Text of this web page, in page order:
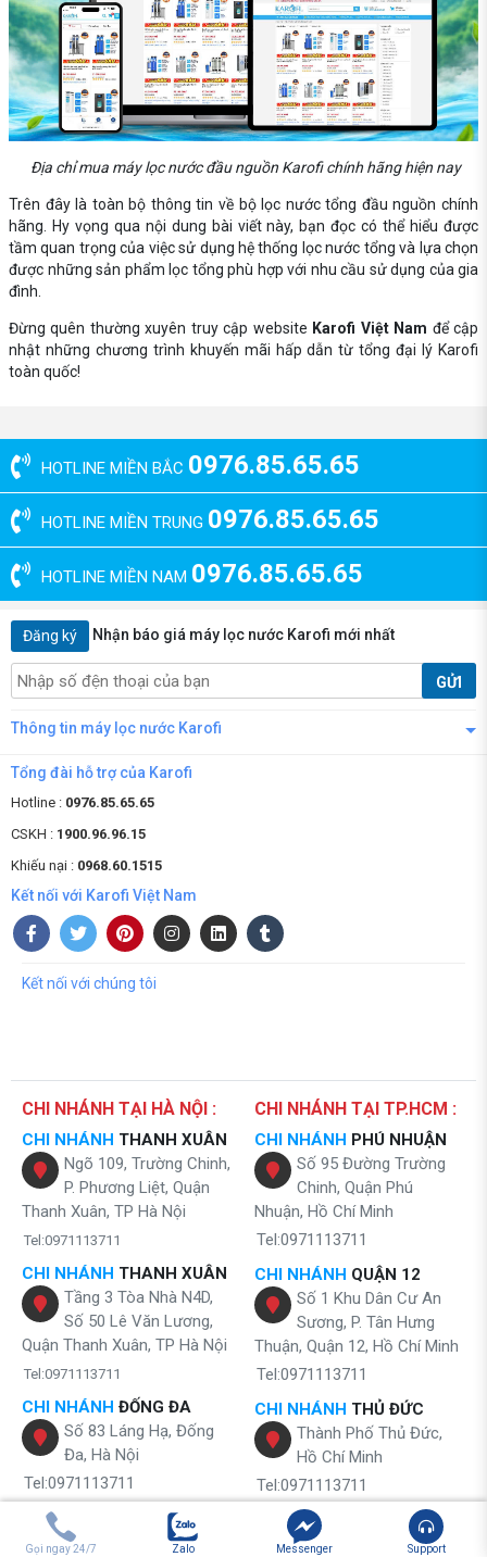
Địa chỉ mua máy lọc nước đầu nguồn Karofi chính hãng hiện nay
Trên đây là toàn bộ thông tin về bộ lọc nước tổng đầu nguồn chính
hãng. Hy vọng qua nội dung bài viết này, bạn đọc có thể hiểu được
tầm quan trọng của việc sử dụng hệ thống lọc nước tổng và lựa chọn
được những sản phẩm lọc tổng phù hợp với nhu cầu sử dụng của gia
đình.
Đừng quên thường xuyên truy cập website Karofi Việt Nam để cập
nhật những chương trình khuyến mãi hấp dẫn từ tổng đại lý Karofi
toàn quốc!
HOTLINE MIỀN BẮC 0976.85.65.65
HOTLINE MIỀN TRUNG 0976.85.65.65
HOTLINE MIỀN NAM 0976.85.65.65
Đăng ký Nhận báo giá máy lọc nước Karofi mới nhất
GỬI
Thông tin máy lọc nước Karofi
Tổng đài hỗ trợ của Karofi
Hotline : 0976.85.65.65
CSKH : 1900.96.96.15
Khiếu nại : 0968.60.1515
Kết nối với Karofi Việt Nam
Kết nối với chúng tôi
CHI NHÁNH TẠI HÀ NỘI :
CHI NHÁNH THANH XUÂN
Ngõ 109, Trường Chinh,
P. Phương Liệt, Quận
Thanh Xuân, TP Hà Nội
Tel:0971113711
CHI NHÁNH THANH XUÂN
Tầng 3 Tòa Nhà N4D,
Số 50 Lê Văn Lương,
Quận Thanh Xuân, TP Hà Nội
Tel:0971113711
CHI NHÁNH ĐỐNG ĐA
Số 83 Láng Hạ, Đống
Đa, Hà Nội
Tel:0971113711
CHI NHÁNH
ỨNG HÒA
Số 40 Trần Đăng Ninh,
CHI NHÁNH TẠI TP.HCM :
CHI NHÁNH PHÚ NHUẬN
Số 95 Đường Trường
Chinh, Quận Phú
Nhuận, Hồ Chí Minh
Tel:0971113711
CHI NHÁNH QUẬN 12
Số 1 Khu Dân Cư An
Sương, P. Tân Hưng
Thuận, Quận 12, Hồ Chí Minh
Tel:0971113711
CHI NHÁNH THỦ ĐỨC
Thành Phố Thủ Đức,
Hồ Chí Minh
Tel:0971113711
CHI NHÁNH
QUẬN 4
Hoàng Diệu, Phường 8,
Gọi ngay 24/7 Zalo Messenger Support